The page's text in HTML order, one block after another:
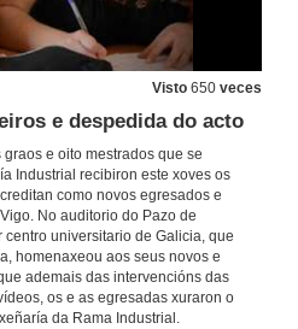
Visto 650 veces
e despedida do acto
e oito mestrados que se
Industrial recibiron este xoves os
como novos egresados e
No auditorio do Pazo de
universitario de Galicia, que
homenaxeou aos seus novos e
ademais das intervencións das
os e as egresadas xuraron o
da Rama Industrial.
xuño de 2016
Entrega de diplomas e distincións por parte das autoridades aos alumnos de Grado
xuño de 2016
xuño de 2016
Discurso dos alumnos de Grao da Escola, Universidade de Vigo